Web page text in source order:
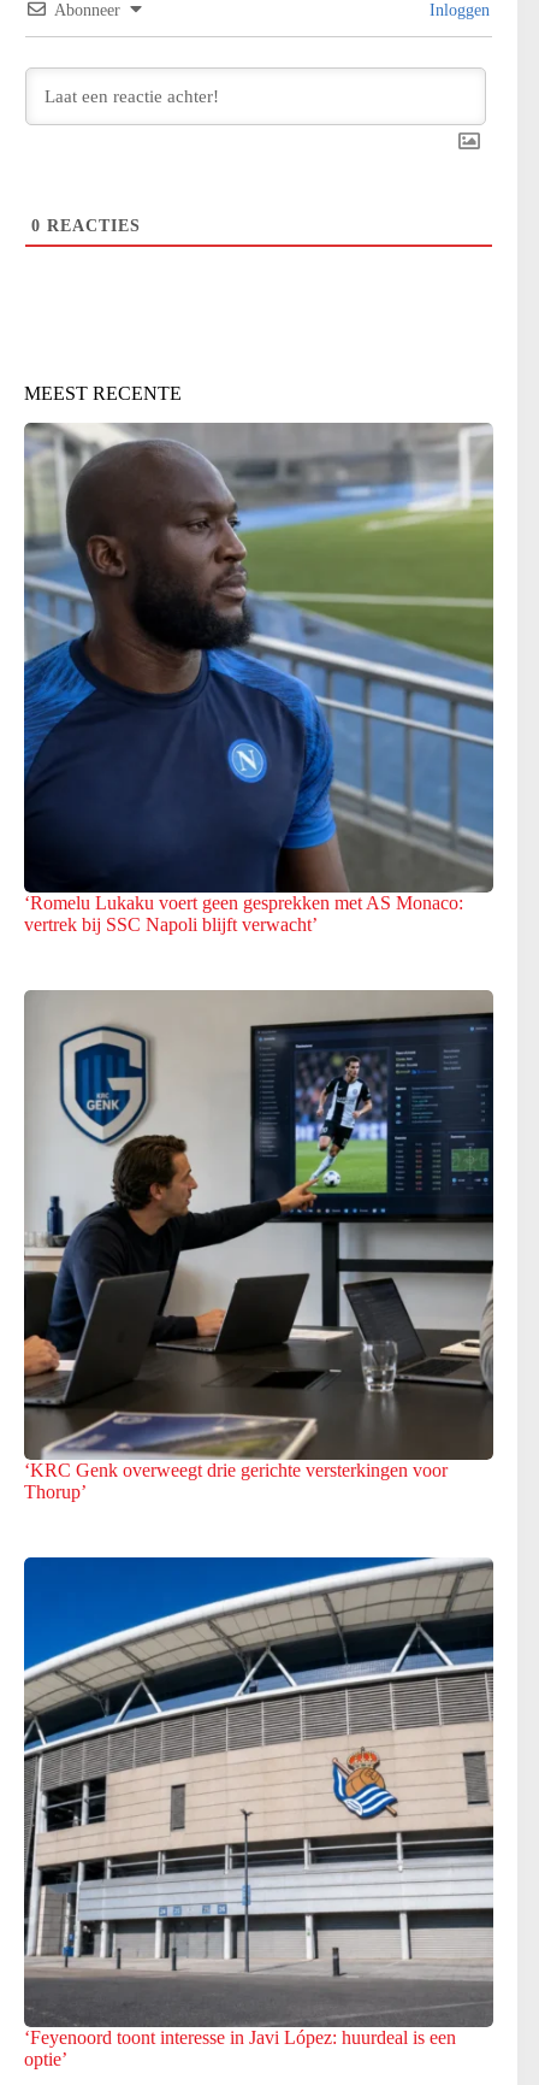
Abonneer Inloggen
0 REACTIES
MEEST RECENTE
‘Romelu Lukaku voert geen gesprekken met AS Monaco:
vertrek bij SSC Napoli blijft verwacht’
‘KRC Genk overweegt drie gerichte versterkingen voor
Thorup’
‘Feyenoord toont interesse in Javi López: huurdeal is een
optie’